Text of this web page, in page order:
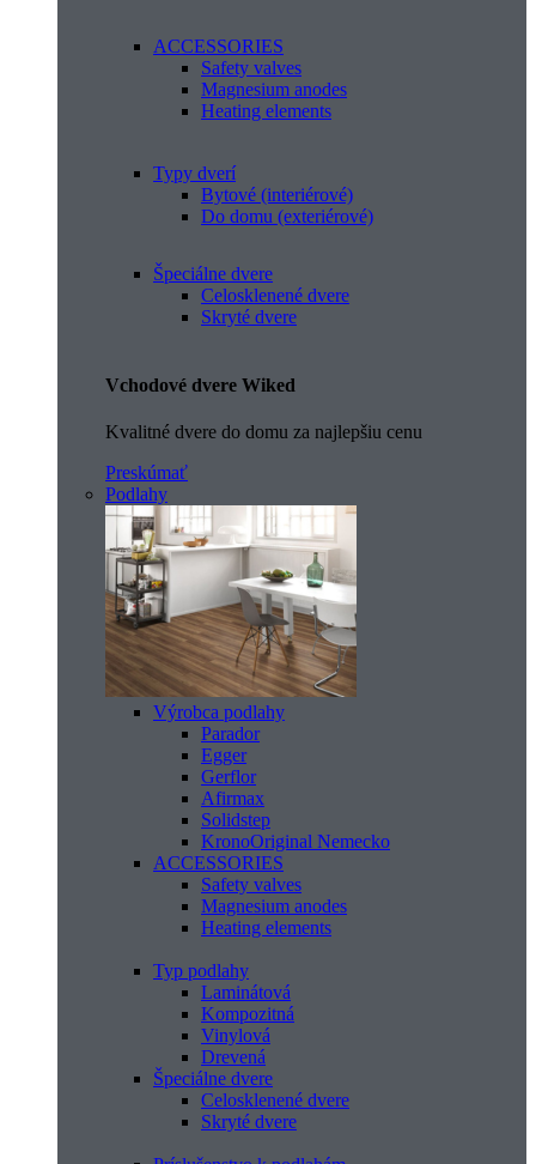
ACCESSORIES
Safety valves
Magnesium anodes
Heating elements
Typy dverí
Bytové (interiérové)
Do domu (exteriérové)
Špeciálne dvere
Celosklenené dvere
Skryté dvere
Vchodové dvere Wiked
Kvalitné dvere do domu za najlepšiu cenu
Preskúmať
Podlahy
Výrobca podlahy
Parador
Egger
Gerflor
Afirmax
Solidstep
KronoOriginal Nemecko
ACCESSORIES
Safety valves
Magnesium anodes
Heating elements
Typ podlahy
Laminátová
Kompozitná
Vinylová
Drevená
Špeciálne dvere
Celosklenené dvere
Skryté dvere